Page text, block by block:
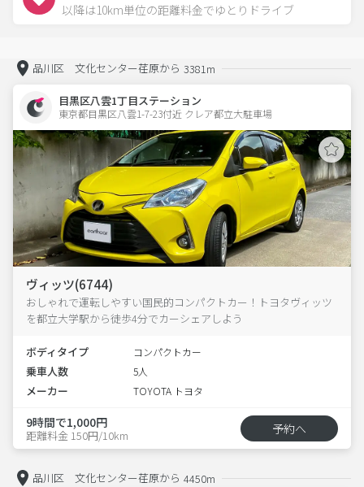
以降は10km単位の距離料金でゆとりドライブ
品川区 文化センター荏原から 3381m
目黒区八雲1丁目ステーション
東京都目黒区八雲1-7-23付近 クレア都立大駐車場
ヴィッツ(6744)
おしゃれで運転しやすい国民的コンパクトカー！トヨタヴィッツ
を都立大学駅から徒歩4分でカーシェアしよう
ボディタイプ コンパクトカー
乗車人数 5人
メーカー TOYOTA トヨタ
9時間で1,000円
距離料金 150円/10km 予約へ
品川区 文化センター荏原から 4450m